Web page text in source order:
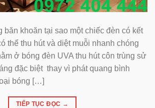
băn khoăn tại sao một chiếc đèn có kết
thể thu hút và diệt muỗi nhanh chóng
ở bóng đèn UVA thu hút côn trùng sử
đặc biệt thay vì phát quang bình
bóng […]
TIẾP TỤC ĐỌC →